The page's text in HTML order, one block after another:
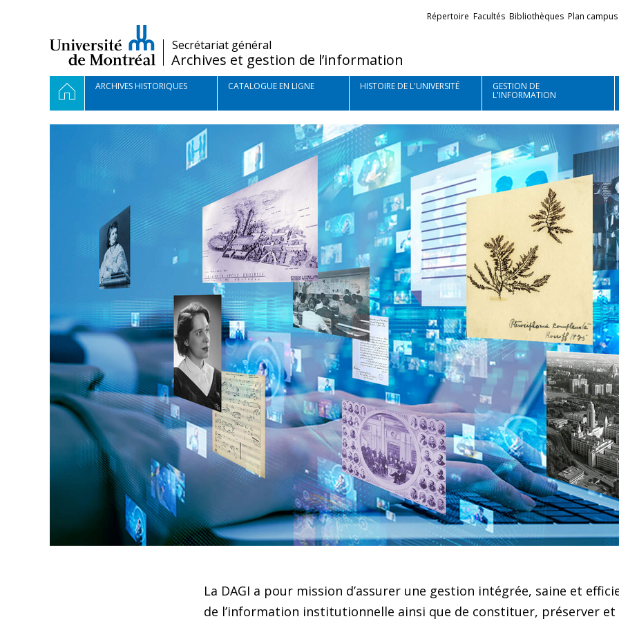
/
Secrétariat général
Archives et gestion de l’information
Liens
Répertoire Facultés Bibliothèques Plan campus
Navigation
principale
ACCUEILARCHIVES HISTORIQUES CATALOGUE EN LIGNE HISTOIRE DE L'UNIVERSITÉ GESTION DE
L'INFORMATION
La DAGI a pour mission d’assurer une gestion intégrée, saine et
de l’information institutionnelle ainsi que de constituer, préserver et